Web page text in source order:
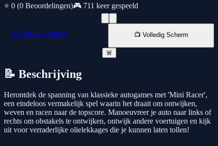
⭐ 0 (0 Beoordelingen)🎮 711 keer gespeeld
📱 Nieuw venster 📺 Volledig Scherm
🚨
📝 Beschrijving
Herontdek de spanning van klassieke autogames met 'Mini Racer',
een eindeloos vermakelijk spel waarin het draait om ontwijken,
weven en racen naar de topscore. Manoeuvreer je auto naar links of
rechts om obstakels te ontwijken, ontwijk andere voertuigen en kijk
uit voor verraderlijke olielekkages die je kunnen laten tollen!